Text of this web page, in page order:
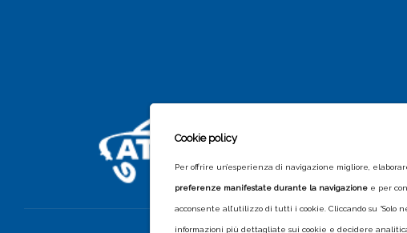
Cookie policy
Per offrire un’esperienza di navigazione migliore,
preferenze manifestate durante la navigazione e per
acconsente all’utilizzo di tutti i cookie. Cliccando su “Solo
informazioni più dettagliate sui cookie e decidere